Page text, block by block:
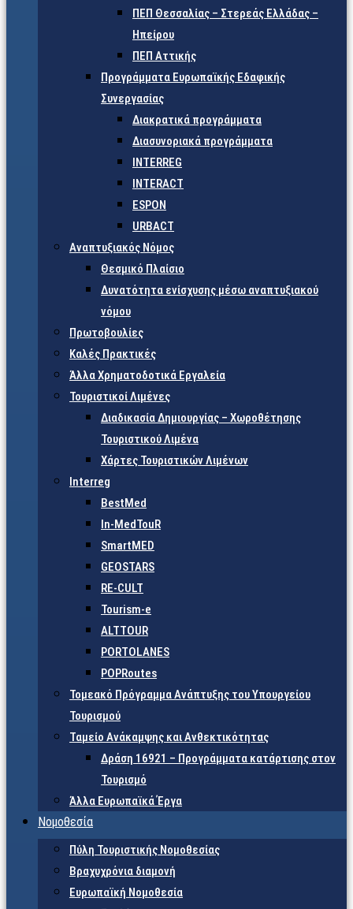
ΠΕΠ Θεσσαλίας – Στερεάς Ελλάδας –
Ηπείρου
ΠΕΠ Αττικής
Προγράμματα Ευρωπαϊκής Εδαφικής
Συνεργασίας
Διακρατικά προγράμματα
Διασυνοριακά προγράμματα
INTERREG
INTERACT
ESPON
URBACT
Αναπτυξιακός Νόμος
Θεσμικό Πλαίσιο
Δυνατότητα ενίσχυσης μέσω αναπτυξιακού
νόμου
Πρωτοβουλίες
Καλές Πρακτικές
Άλλα Χρηματοδοτικά Εργαλεία
Τουριστικοί Λιμένες
Διαδικασία Δημιουργίας – Χωροθέτησης
Τουριστικού Λιμένα
Χάρτες Τουριστικών Λιμένων
Interreg
BestMed
In-MedTouR
SmartMED
GEOSTARS
RE-CULT
Tourism-e
ALTTOUR
PORTOLANES
POPRoutes
Τομεακό Πρόγραμμα Ανάπτυξης του Υπουργείου
Τουρισμού
Ταμείο Ανάκαμψης και Ανθεκτικότητας
Δράση 16921 – Προγράμματα κατάρτισης στον
Τουρισμό
Άλλα Ευρωπαϊκά Έργα
Νομοθεσία
Πύλη Τουριστικής Νομοθεσίας
Βραχυχρόνια διαμονή
Ευρωπαϊκή Νομοθεσία